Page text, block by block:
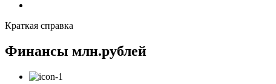
Краткая справка
Финансы млн.рублей